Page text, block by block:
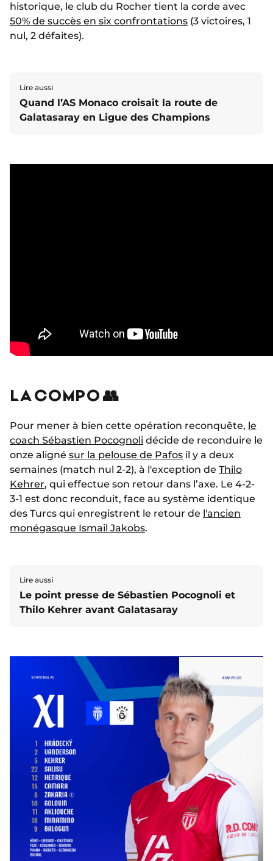
historique, le club du Rocher tient la corde avec
50% de succès en six confrontations (3 victoires, 1
nul, 2 défaites).
Lire aussi
Quand l’AS Monaco croisait la route de
Galatasaray en Ligue des Champions
LA COMPO 👥
Pour mener à bien cette opération reconquête, le
coach Sébastien Pocognoli décide de reconduire le
onze aligné sur la pelouse de Pafos il y a deux
semaines (match nul 2-2), à l'exception de Thilo
Kehrer, qui effectue son retour dans l’axe. Le 4-2-
3-1 est donc reconduit, face au système identique
des Turcs qui enregistrent le retour de l'ancien
monégasque Ismail Jakobs.
Lire aussi
Le point presse de Sébastien Pocognoli et
Thilo Kehrer avant Galatasaray